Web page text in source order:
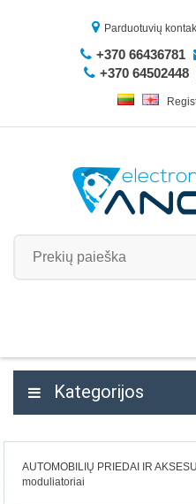
Parduotuvių
+370 66436781
+370 64502448
Kategorijos
AUTOMOBILIŲ PRIEDAI IR
moduliatoriai